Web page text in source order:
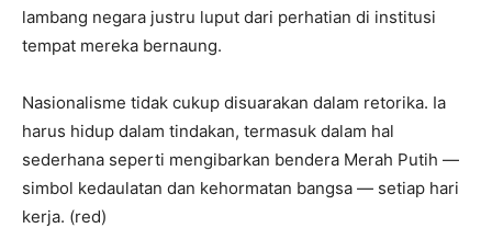
lambang negara justru luput dari perhatian di institusi
tempat mereka bernaung.
Nasionalisme tidak cukup disuarakan dalam retorika. Ia
harus hidup dalam tindakan, termasuk dalam hal
sederhana seperti mengibarkan bendera Merah Putih —
simbol kedaulatan dan kehormatan bangsa — setiap hari
kerja. (red)